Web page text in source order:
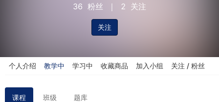
36 粉丝 ｜ 2 关注
关注
个人介绍 教学中 学习中 收藏商品 加入小组 关注 / 粉丝
课程 班级 题库